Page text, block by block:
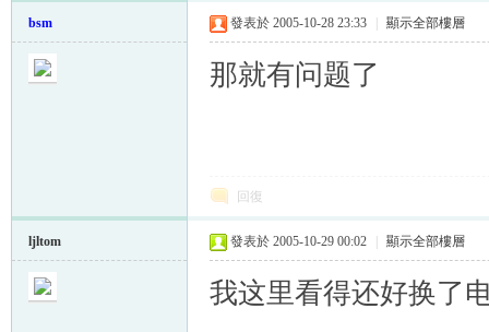
bsm 發表於 2005-10-28 23:33 顯示全部樓層
那就有问题了
回復
ljltom 發表於 2005-10-29 00:02 顯示全部樓層
我这里看得还好换了